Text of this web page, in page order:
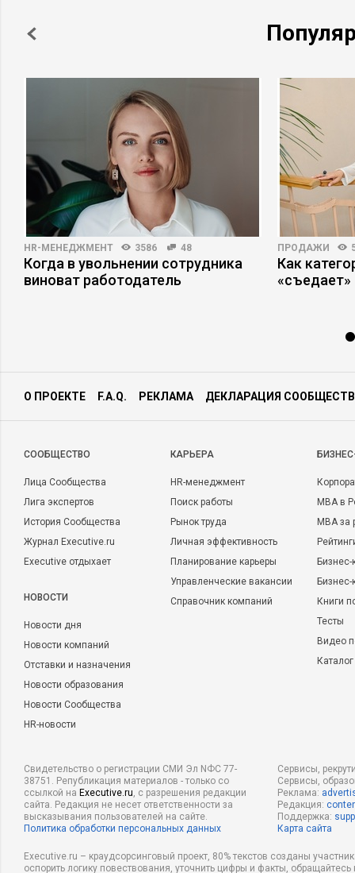
HR-МЕНЕДЖМЕНТ 3586 48
Когда в увольнении сотрудника
виноват работодатель
ПРОДАЖИ
Как
О ПРОЕКТЕ F.A.Q. РЕКЛАМА ДЕКЛАРАЦИЯ
CООБЩЕСТВО
Лица Сообщества
Лига экспертов
История Сообщества
Журнал Executive.ru
Executive отдыхает
НОВОСТИ
Новости дня
Новости компаний
Отставки и назначения
Новости образования
Новости Сообщества
HR-новости
КАРЬЕРА
HR-менеджмент
Поиск работы
Рынок труда
Личная эффективность
Планирование карьеры
Управленческие вакансии
Справочник компаний
MBA в
MBA
Бизнес-
Книги
Тесты
Видео
Свидетельство о регистрации СМИ Эл NФС 77-
38751. Републикация материалов - только со
ссылкой на Executive.ru, с разрешения редакции
сайта. Редакция не несет ответственности за
высказывания пользователей на сайте.
Политика обработки персональных данных
Сервисы,
Сервисы,
Реклама:
Редакция:
Поддержка:
Карта сайта
Executive.ru – краудсорсинговый проект, 80% текстов созданы
оспорить логику повествования, уточнить цифры и факты,